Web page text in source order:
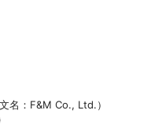
名：F&M Co., Ltd.）